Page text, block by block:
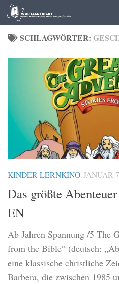
Zum Inhalt springen
SCHLAGWÖRTER:
KINDER LERNKINO JANUAR
Das größte
EN
Ab Jahren Spannung /5 The
from the Bible“ (deutsch:
eine klassische christliche
Barbera, die zwischen 1985